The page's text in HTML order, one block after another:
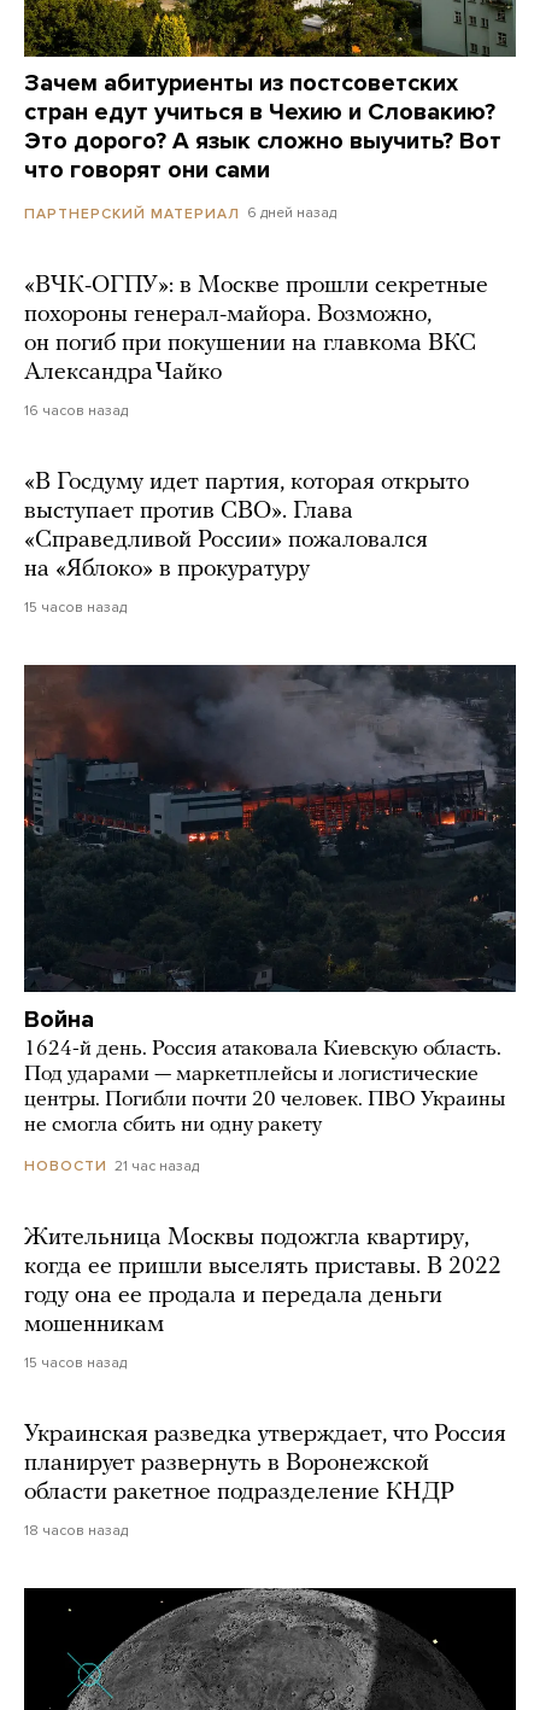
Зачем абитуриенты из постсоветских
стран едут учиться в Чехию и Словакию?
Это дорого? А язык сложно выучить? Вот
что говорят они сами
ПАРТНЕРСКИЙ МАТЕРИАЛ 6 дней назад
«ВЧК-ОГПУ»: в Москве прошли секретные
похороны генерал-майора. Возможно,
он погиб при покушении на главкома ВКС
Александра Чайко
16 часов назад
«В Госдуму идет партия, которая открыто
выступает против СВО». Глава
«Справедливой России» пожаловался
на «Яблоко» в прокуратуру
15 часов назад
Война
1624-й день. Россия атаковала Киевскую область.
Под ударами — маркетплейсы и логистические
центры. Погибли почти 20 человек. ПВО Украины
не смогла сбить ни одну ракету
НОВОСТИ 21 час назад
Жительница Москвы подожгла квартиру,
когда ее пришли выселять приставы. В 2022
году она ее продала и передала деньги
мошенникам
15 часов назад
Украинская разведка утверждает, что Россия
планирует развернуть в Воронежской
области ракетное подразделение КНДР
18 часов назад